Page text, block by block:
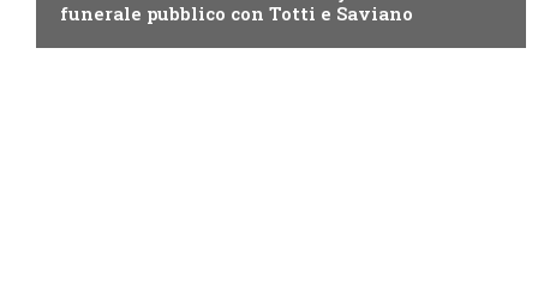
funerale pubblico con Totti e Saviano